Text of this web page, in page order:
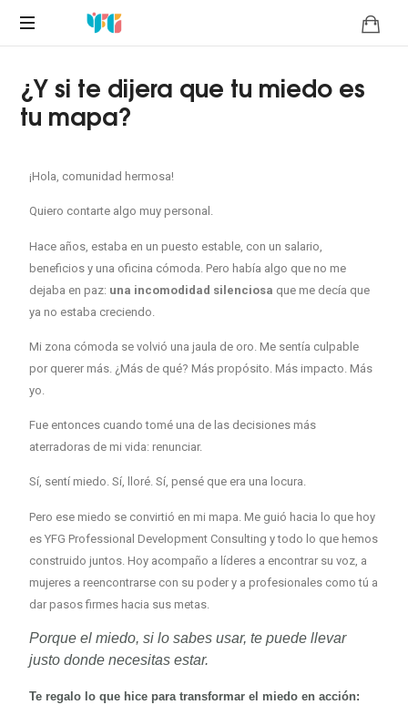
Consultores
Negocios
¿Y si te dijera que tu miedo es
tu mapa?
¡Hola, comunidad hermosa!
Quiero contarte algo muy personal.
Hace años, estaba en un puesto estable, con un salario,
beneficios y una oficina cómoda. Pero había algo que no me
dejaba en paz: una incomodidad silenciosa que me decía que
ya no estaba creciendo.
Mi zona cómoda se volvió una jaula de oro. Me sentía culpable
por querer más. ¿Más de qué? Más propósito. Más impacto. Más
yo.
Fue entonces cuando tomé una de las decisiones más
aterradoras de mi vida: renunciar.
Sí, sentí miedo. Sí, lloré. Sí, pensé que era una locura.
Pero ese miedo se convirtió en mi mapa. Me guió hacia lo que hoy
es YFG Professional Development Consulting y todo lo que hemos
construido juntos. Hoy acompaño a líderes a encontrar su voz, a
mujeres a reencontrarse con su poder y a profesionales como tú a
dar pasos firmes hacia sus metas.
Porque el miedo, si lo sabes usar, te puede llevar
justo donde necesitas estar.
Te regalo lo que hice para transformar el miedo en acción: